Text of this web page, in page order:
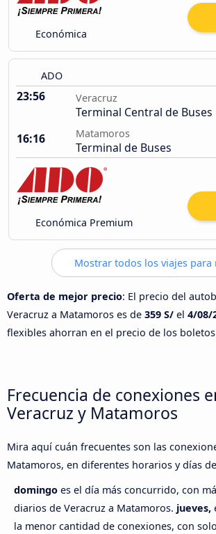
Económica
ADO
23:56 Veracruz
Terminal Central de Buses
16:16
Matamoros
Terminal de Buses
Económica Premium
Mostrar todos los viajes para
Oferta de mejor precio: El precio del
Veracruz a Matamoros es de 359 S/ el 4/08/
flexibles ahorran en el precio de los
Frecuencia de conexiones
Veracruz y Matamoros
Mira aquí cuán frecuentes son las
Matamoros, en diferentes horarios y días
domingo es el día más concurrido, con
diarios de Veracruz a Matamoros. jueves,
la menor cantidad de conexiones, con